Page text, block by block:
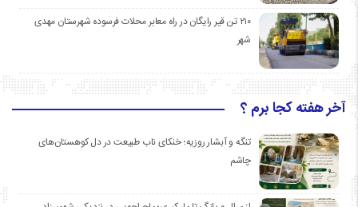
۲۱۰ تن قیر رایگان در راه معابر محلات فرسوده شهرستان مهدی
شهر
آخر هفته کجا برم ؟
تنگه و آبشار روزیه؛ خنکای ناب طبیعت در دل کوهستان‌های
چاشم